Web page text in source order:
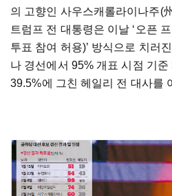
의 고향인 사우스캐롤라이나주(
트럼프 전 대통령은 이날 ‘오픈
투표 참여 허용)’ 방식으로 치러
나 경선에서 95% 개표 시점 기
39.5%에 그친 헤일리 전 대사를